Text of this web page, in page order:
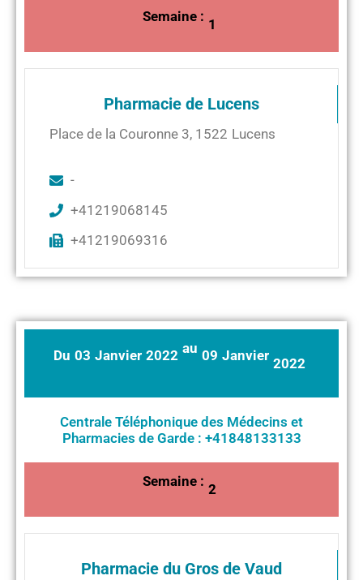
Semaine : 1
Pharmacie de Lucens
Place de la Couronne 3, 1522 Lucens
-
+41219068145
+41219069316
Du 03 Janvier 2022 au 09 Janvier 2022
Centrale Téléphonique des Médecins et
Pharmacies de Garde : +41848133133
Semaine : 2
Pharmacie du Gros de Vaud